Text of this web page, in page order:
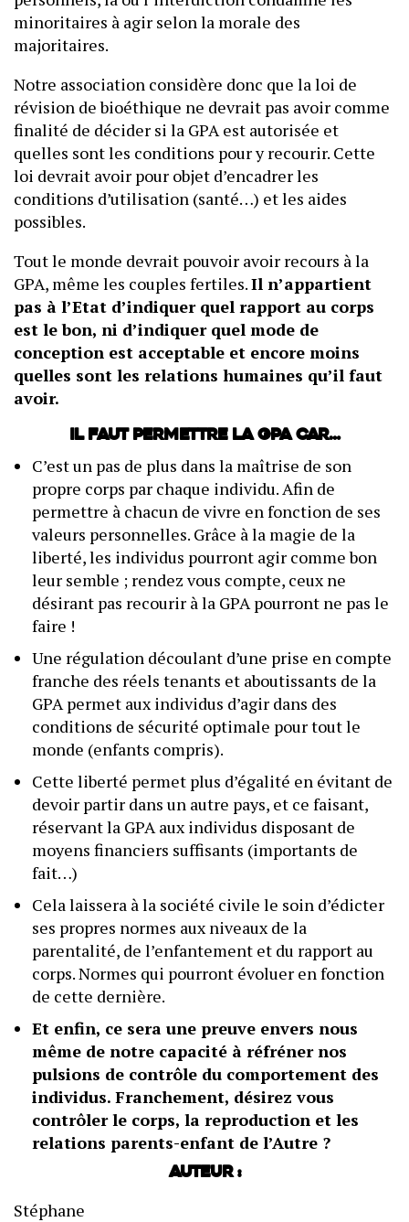
minoritaires à agir selon la morale des
majoritaires.
Notre association considère donc que la loi de
révision de bioéthique ne devrait pas avoir comme
finalité de décider si la GPA est autorisée et
quelles sont les conditions pour y recourir. Cette
loi devrait avoir pour objet d’encadrer les
conditions d’utilisation (santé…) et les aides
possibles.
Tout le monde devrait pouvoir avoir recours à la
GPA, même les couples fertiles.Il n’appartient
pas à l’Etat d’indiquer quel rapport au corps
est le bon, ni d’indiquer quel mode de
conception est acceptable et encore moins
quelles sont les relations humaines qu’il faut
avoir.
Il faut permettre la GPA car…
C’est un pas de plus dans la maîtrise de son
propre corps par chaque individu. Afin de
permettre à chacun de vivre en fonction de ses
valeurs personnelles. Grâce à la magie de la
liberté, les individus pourront agir comme bon
leur semble ; rendez vous compte, ceux ne
désirant pas recourir à la GPA pourront ne pas le
faire !
Une régulation découlant d’une prise en compte
franche des réels tenants et aboutissants de la
GPA permet aux individus d’agir dans des
conditions de sécurité optimale pour tout le
monde (enfants compris).
Cette liberté permet plus d’égalité en évitant de
devoir partir dans un autre pays, et ce faisant,
réservant la GPA aux individus disposant de
moyens financiers suffisants (importants de
fait…)
Cela laissera à la société civile le soin d’édicter
ses propres normes aux niveaux de la
parentalité, de l’enfantement et du rapport au
corps. Normes qui pourront évoluer en fonction
de cette dernière.
Et enfin, ce sera une preuve envers nous
même de notre capacité à réfréner nos
pulsions de contrôle du comportement des
individus. Franchement, désirez vous
contrôler le corps, la reproduction et les
relations parents-enfant de l’Autre ?
Auteur :
Stéphane